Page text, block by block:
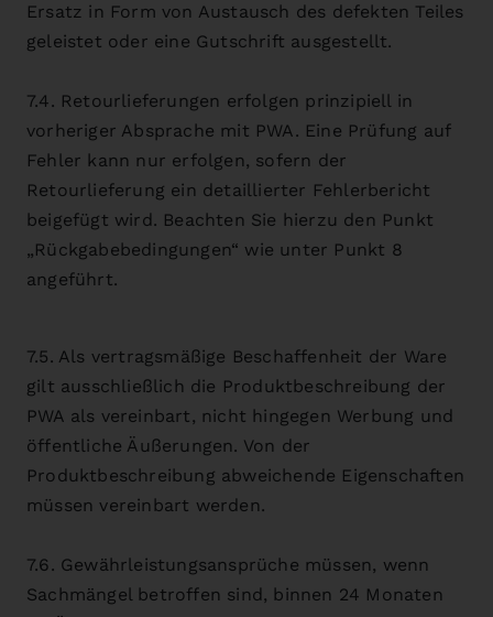
Ersatz in Form von Austausch des defekten Teiles
geleistet oder eine Gutschrift ausgestellt.
7.4. Retourlieferungen erfolgen prinzipiell in
vorheriger Absprache mit PWA. Eine Prüfung auf
Fehler kann nur erfolgen, sofern der
Retourlieferung ein detaillierter Fehlerbericht
beigefügt wird. Beachten Sie hierzu den Punkt
„Rückgabebedingungen“ wie unter Punkt 8
angeführt.
7.5. Als vertragsmäßige Beschaffenheit der Ware
gilt ausschließlich die Produktbeschreibung der
PWA als vereinbart, nicht hingegen Werbung und
öffentliche Äußerungen. Von der
Produktbeschreibung abweichende Eigenschaften
müssen vereinbart werden.
7.6. Gewährleistungsansprüche müssen, wenn
Sachmängel betroffen sind, binnen 24 Monaten